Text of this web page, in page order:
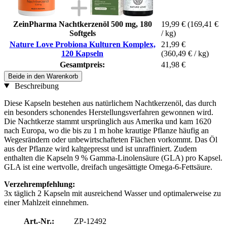
ZeinPharma Nachtkerzenöl 500 mg, 180
Softgels
19,99 € (169,41 €
/ kg)
Nature Love Probiona Kulturen Komplex,
120 Kapseln
21,99 €
(360,49 € / kg)
Gesamtpreis:
41,98 €
Beide in den Warenkorb
Beschreibung
Diese Kapseln bestehen aus natürlichem Nachtkerzenöl, das durch
ein besonders schonendes Herstellungsverfahren gewonnen wird.
Die Nachtkerze stammt ursprünglich aus Amerika und kam 1620
nach Europa, wo die bis zu 1 m hohe krautige Pflanze häufig an
Wegesrändern oder unbewirtschafteten Flächen vorkommt. Das Öl
aus der Pflanze wird kaltgepresst und ist unraffiniert. Zudem
enthalten die Kapseln 9 % Gamma-Linolensäure (GLA) pro Kapsel.
GLA ist eine wertvolle, dreifach ungesättigte Omega-6-Fettsäure.
Verzehrempfehlung:
3x täglich 2 Kapseln mit ausreichend Wasser und optimalerweise zu
einer Mahlzeit einnehmen.
Art.-Nr.:
ZP-12492